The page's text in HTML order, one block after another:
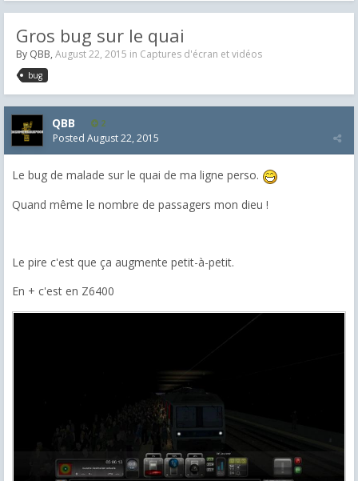
Gros bug sur le quai
By QBB, August 22, 2015 in Captures d'écran et vidéos
bug
QBB 2
Posted August 22, 2015
Le bug de malade sur le quai de ma ligne perso.
Quand même le nombre de passagers mon dieu !
Le pire c'est que ça augmente petit-à-petit.
En + c'est en Z6400